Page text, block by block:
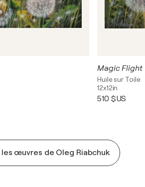
Magic Flight
Huile sur Toile
12x12in
510 $US
œuvres de Oleg Riabchuk